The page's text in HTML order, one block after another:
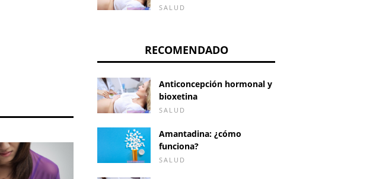
SALUD
RECOMENDADO
Anticoncepción hormonal y
bioxetina
SALUD
Amantadina: ¿cómo
funciona?
SALUD